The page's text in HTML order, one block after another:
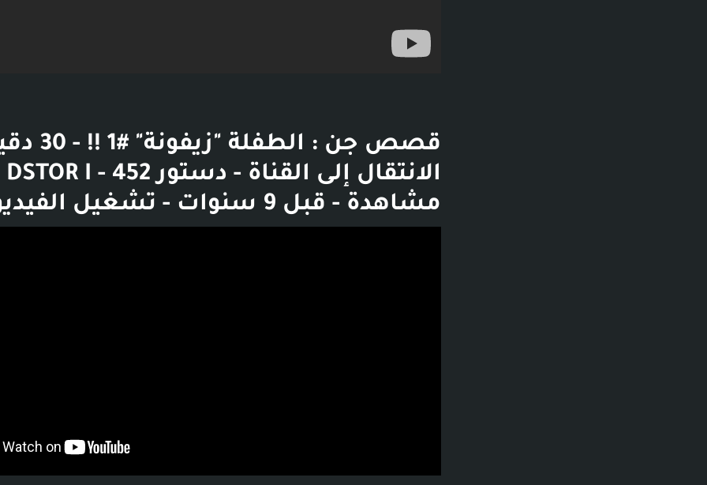
قصص جن :
مشاهدة - قبل 9 سنوات - تشغيل الفيديو